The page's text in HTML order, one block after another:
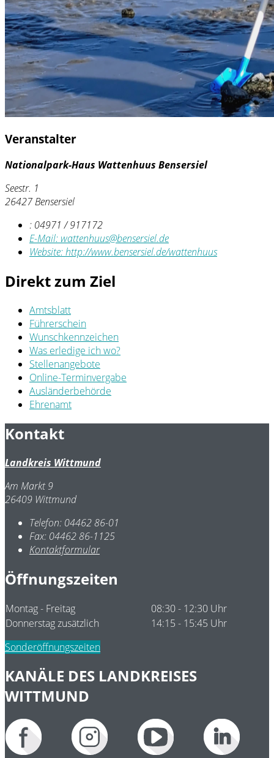
Veranstalter
Nationalpark-Haus Wattenhuus Bensersiel
Seestr. 1
26427 Bensersiel
: 04971 / 917172
E-Mail: wattenhuus@bensersiel.de
Website:http://www.bensersiel.de/wattenhuus
Direkt zum Ziel
Amtsblatt
Führerschein
Wunschkennzeichen
Was erledige ich wo?
Stellenangebote
Online-Terminvergabe
Ausländerbehörde
Ehrenamt
Kontakt
Landkreis Wittmund
Am Markt 9
26409 Wittmund
Telefon: 04462 86-01
Fax: 04462 86-1125
Kontaktformular
Öffnungszeiten
Montag - Freitag
08:30 - 12:30 Uhr
Donnerstag zusätzlich
14:15 - 15:45 Uhr
Sonderöffnungszeiten
KANÄLE DES LANDKREISES
WITTMUND